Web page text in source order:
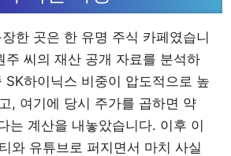
한 곳은 한 유명 주식 카페였습니
주 씨의 재산 공개 자료를 분석하
SK하이닉스 비중이 압도적으로 높
, 여기에 당시 주가를 곱하면 약
는 계산을 내놓았습니다. 이후 이
와 유튜브로 퍼지면서 마치 사실